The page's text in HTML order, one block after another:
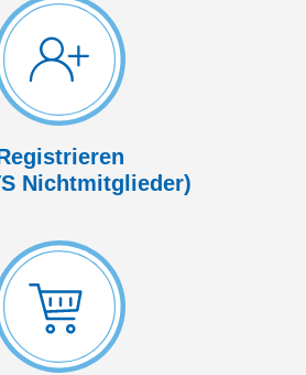
Nicht­mitglieder)